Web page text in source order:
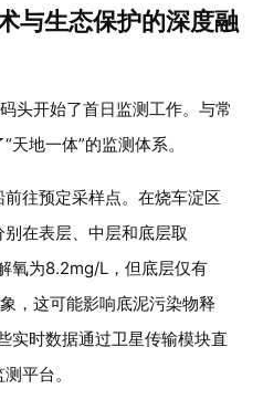
与生态保护的深度融
头开始了首日监测工作。与常
地一体”的监测体系。
往预定采样点。在烧车淀区
在表层、中层和底层取
氧为8.2mg/L，但底层仅有
，这可能影响底泥污染物释
实时数据通过卫星传输模块直
平台。